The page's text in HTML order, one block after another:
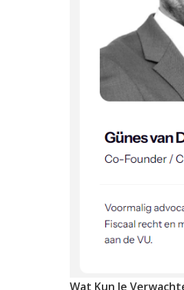
Wat Kun Je